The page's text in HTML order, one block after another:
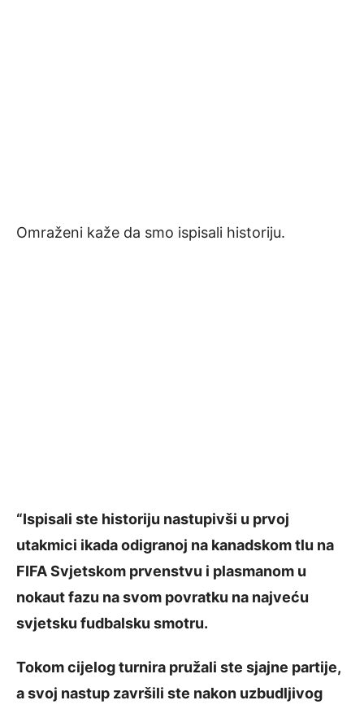
Omraženi kaže da smo ispisali historiju.
“Ispisali ste historiju nastupivši u prvoj
utakmici ikada odigranoj na kanadskom tlu na
FIFA Svjetskom prvenstvu i plasmanom u
nokaut fazu na svom povratku na najveću
svjetsku fudbalsku smotru.
Tokom cijelog turnira pružali ste sjajne partije,
a svoj nastup završili ste nakon uzbudljivog